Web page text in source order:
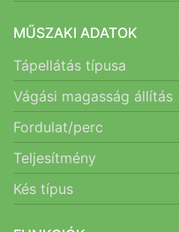
MŰSZAKI ADATOK
Tápellátás típusa
Vágási magasság állítás
Fordulat/perc
Teljesítmény
Kés típus